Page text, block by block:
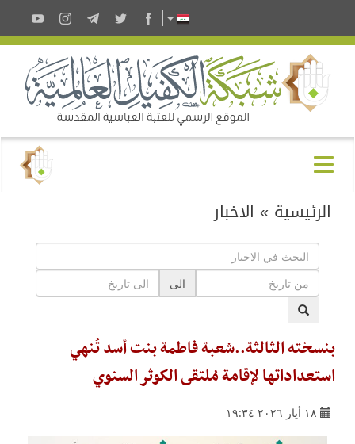
الرئيسية » الاخبار
الى
بنسخته الثالثة..شعبة فاطمة بنت أسد تُنهي
استعداداتها لإقامة مُلتقى الكوثر السنوي
١٨ أيار ٢٠٢٦ ١٩:٣٤